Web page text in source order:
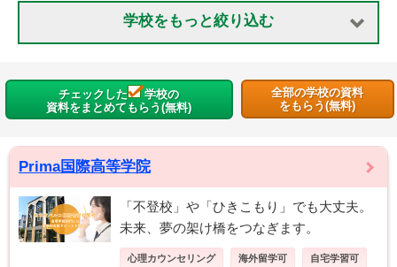
学校をもっと絞り込む
チェックした
学校の
資料をまとめてもらう(無料)
全部の学校の資料
をもらう(無料)
Prima国際高等学院
「不登校」や「ひきこもり」でも大丈夫。
未来、夢の架け橋をつなぎます。
心理カウンセリング 海外留学可 自宅学習可